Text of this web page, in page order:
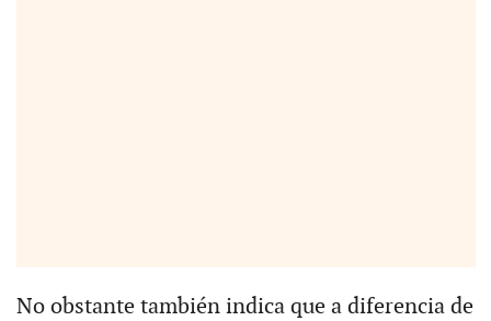
No obstante también indica que a diferencia de